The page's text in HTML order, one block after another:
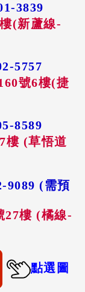
3839
(新蘆線-
5757
號6樓(捷
8589
樓 (草悟道
9089 (需預
27樓 (橘線-
點選圖